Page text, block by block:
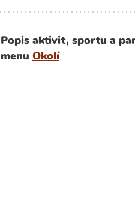
Popis aktivit, sportu a
menu Okolí